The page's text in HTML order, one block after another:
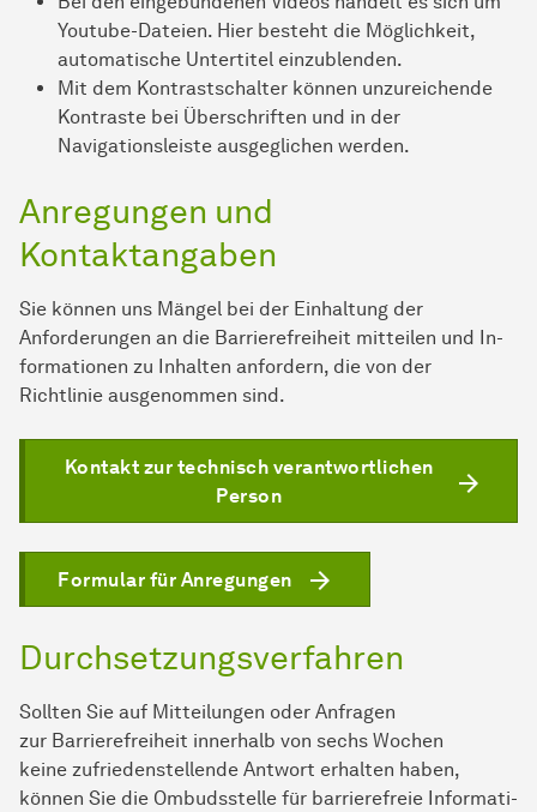
Youtube-Dateien. Hier besteht die Möglichkeit,
automatische Untertitel einzublenden.
Mit dem Kontrastschalter können unzureichende
Kontraste bei Überschriften und in der
Navigationsleiste ausgeglichen werden.
Anregungen und
Kontaktangaben
Sie können uns Mängel bei der Einhaltung der
Anforderungen an die Barrierefreiheit mitteilen und In­
for­ma­ti­onen zu Inhalten anfordern, die von der
Richtlinie ausgenommen sind.
Kontakt zur technisch verantwortlichen
Person
Formular für Anregungen
Durchsetzungsverfahren
Sollten Sie auf Mitteilungen oder Anfragen
zur Barrierefreiheit innerhalb von sechs Wochen
keine zufriedenstellende Antwort erhalten haben,
können Sie die Ombudsstelle für barrierefreie In­for­ma­ti­